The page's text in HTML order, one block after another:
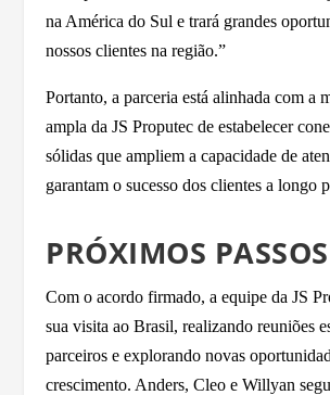
na América do Sul e trará grandes
nossos clientes na região.”
Portanto, a parceria está alinhada com a
ampla da JS Proputec de estabelecer
sólidas que ampliem a capacidade de
garantam o sucesso dos clientes a longo
PRÓXIMOS PASSOS
Com o acordo firmado, a equipe da JS
sua visita ao Brasil, realizando reuniões
parceiros e explorando novas
crescimento. Anders, Cleo e Willyan